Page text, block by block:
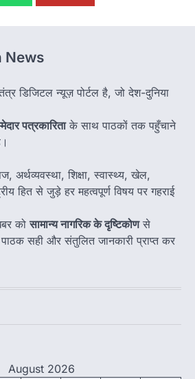
News
डिजिटल न्यूज़ पोर्टल है, जो देश-दुनिया
पत्रकारिताके साथ पाठकों तक पहुँचाने
अर्थव्यवस्था, शिक्षा, स्वास्थ्य, खेल,
हित से जुड़े हर महत्वपूर्ण विषय पर गहराई
कोसामान्य नागरिक के दृष्टिकोणसे
सही और संतुलित जानकारी प्राप्त कर
August 2026